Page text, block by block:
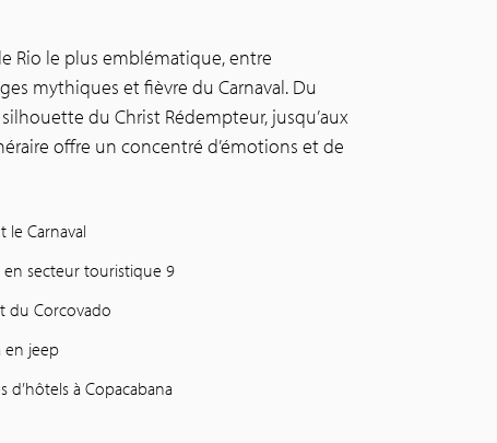
Rio le plus emblématique, entre
mythiques et fièvre du Carnaval. Du
du Christ Rédempteur, jusqu’aux
offre un concentré d’émotions et de
le Carnaval
en secteur touristique 9
du Corcovado
en jeep
à Copacabana